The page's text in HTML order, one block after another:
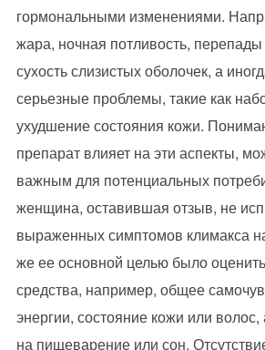
гормональными изменениями.
жара, ночная потливость,
сухость слизистых оболочек, а
серьезные проблемы, такие как
ухудшение состояния кожи.
препарат влияет на эти аспекты,
важным для потенциальных
женщина, оставившая отзыв, не
выраженных симптомов климакса
же ее основной целью было
средства, например, общее
энергии, состояние кожи или
на пищеварение или сон.